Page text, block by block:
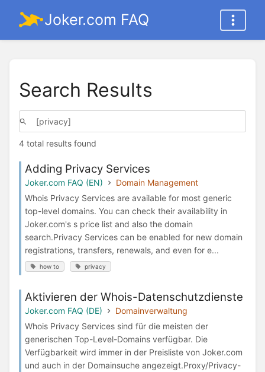
Joker.com FAQ
Search Results
4 total results found
Adding Privacy Services
Joker.com FAQ (EN)
Domain Management
Whois Privacy Services are available for most generic
top-level domains. You can check their availability in
Joker.com's s price list and also the domain
search.Privacy Services can be enabled for new domain
registrations, transfers, renewals, and even for e...
how to privacy
Aktivieren der Whois-Datenschutzdienste
Joker.com FAQ (DE)
Domainverwaltung
Whois Privacy Services sind für die meisten der
generischen Top-Level-Domains verfügbar. Die
Verfügbarkeit wird immer in der Preisliste von Joker.com
und auch in der Domainsuche angezeigt.Proxy/Privacy-